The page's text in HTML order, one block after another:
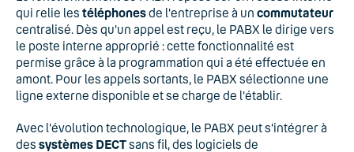
qui relie les téléphonesde l'entreprise à un commutateur
centralisé. Dès qu'un appel est reçu, le PABX le dirige vers
le poste interne approprié : cette fonctionnalité est
permise grâce à la programmation qui a été effectuée en
amont. Pour les appels sortants, le PABX sélectionne une
ligne externe disponible et se charge de l'établir.
Avec l'évolution technologique, le PABX peut s'intégrer à
des systèmes DECTsans fil, des logiciels de